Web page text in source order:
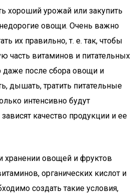
хороший урожай или закупить
овощи. Очень важно
их правильно, т. е. так, чтобы
часть витаминов и питательных
даже после сбора овощи и
дышать, тратить питательные
интенсивно будут
качество продукции и ее
хранении овощей и фруктов
органических кислот и
создать такие условия,